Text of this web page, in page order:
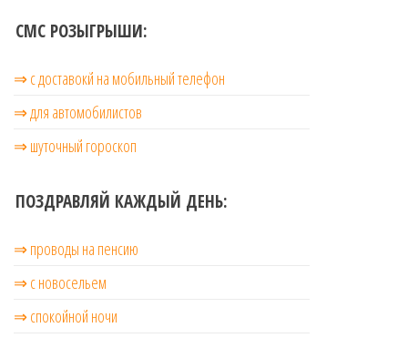
СМС РОЗЫГРЫШИ:
⇒ с доставокй на мобильный телефон
⇒ для автомобилистов
⇒ шуточный гороскоп
ПОЗДРАВЛЯЙ КАЖДЫЙ ДЕНЬ:
⇒ проводы на пенсию
⇒ с новосельем
⇒ cпокойной ночи